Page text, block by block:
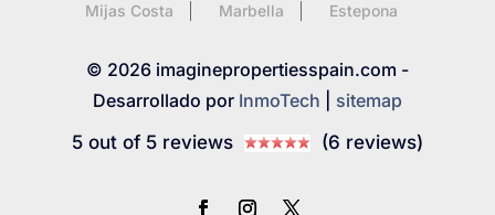
Mijas Costa
Marbella Estepona
© 2026 imaginepropertiesspain.com -
Desarrollado por InmoTech
sitemap
5 out of 5 reviews
(6 reviews)